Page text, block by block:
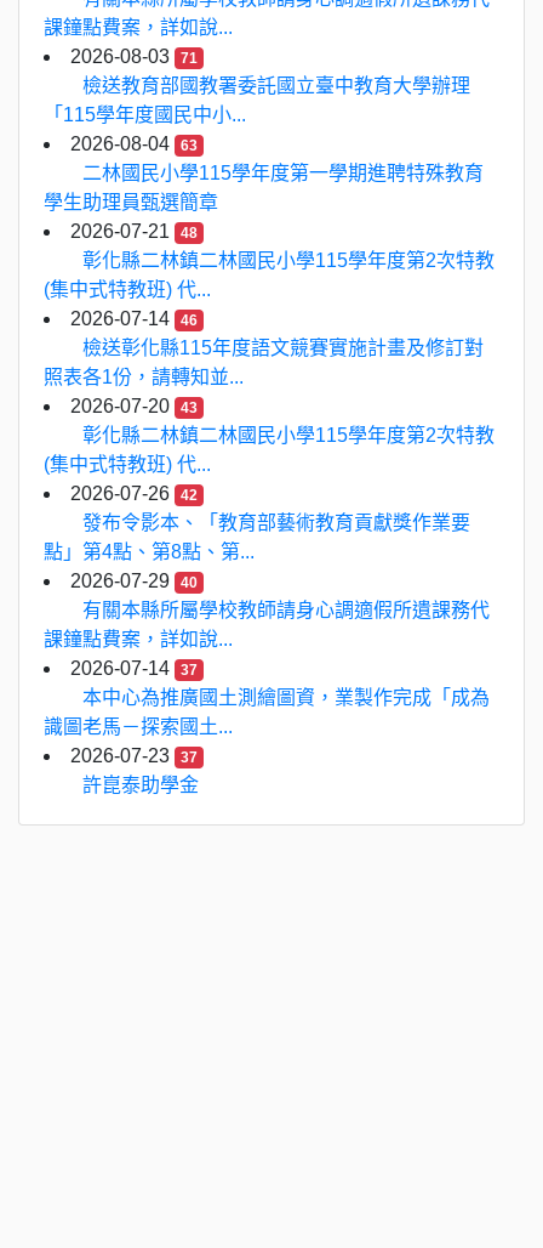
課鐘點費案，詳如說...
2026-08-03
71
檢送教育部國教署委託國立臺中教育大學辦理
「115學年度國民中小...
2026-08-04
63
二林國民小學115學年度第一學期進聘特殊教育
學生助理員甄選簡章
2026-07-21
48
彰化縣二林鎮二林國民小學115學年度第2次特教
(集中式特教班) 代...
2026-07-14
46
檢送彰化縣115年度語文競賽實施計畫及修訂對
照表各1份，請轉知並...
2026-07-20
43
彰化縣二林鎮二林國民小學115學年度第2次特教
(集中式特教班) 代...
2026-07-26
42
發布令影本、「教育部藝術教育貢獻獎作業要
點」第4點、第8點、第...
2026-07-29
40
有關本縣所屬學校教師請身心調適假所遺課務代
課鐘點費案，詳如說...
2026-07-14
37
本中心為推廣國土測繪圖資，業製作完成「成為
識圖老馬－探索國土...
2026-07-23
37
許崑泰助學金